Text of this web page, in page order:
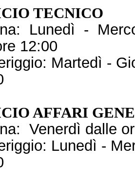
TECNICO
Lunedì -
12:00
Martedì -
AFFARI
Venerdì dalle
Lunedì -